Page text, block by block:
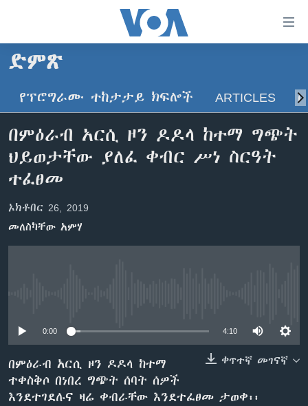
ማገናኛዎች
ዋናው
ይዘት
ወደ
ዋናው
ይዘት
እለፍ
ወደ
ዋናው
ዜና
ኢትዮጵያ
አሜሪካ
ኑሮ በጤንነት
ከምሽቱ ሦስት ሰዓት የአማርኛ ዜና
ቪዲዮ
ክምችት
ቋንቋዎች
ድምጽ
የፕሮግራሙ ተከታታይ ክፍሎች ARTICLES
በምዕራብ አርሲ ዞን ዶዶላ ከተማ ግጭት
ህይወታቸው ያለፈ ቀብር ሥነ ስርዓት
ተፈፀመ
ኦክቶበር 26, 2019
መለስካቸው አምሃ
0:00 4:10
ቀጥተኛ መገናኛ
በምዕራብ አርሲ ዞን ዶዶላ ከተማ
ተቀስቅሶ በነበረ ግጭት ሰባት ሰዎች
እንደተገደሉና ዛሬ ቀብራቸው እንደተፈፀመ ታወቀ፡፡